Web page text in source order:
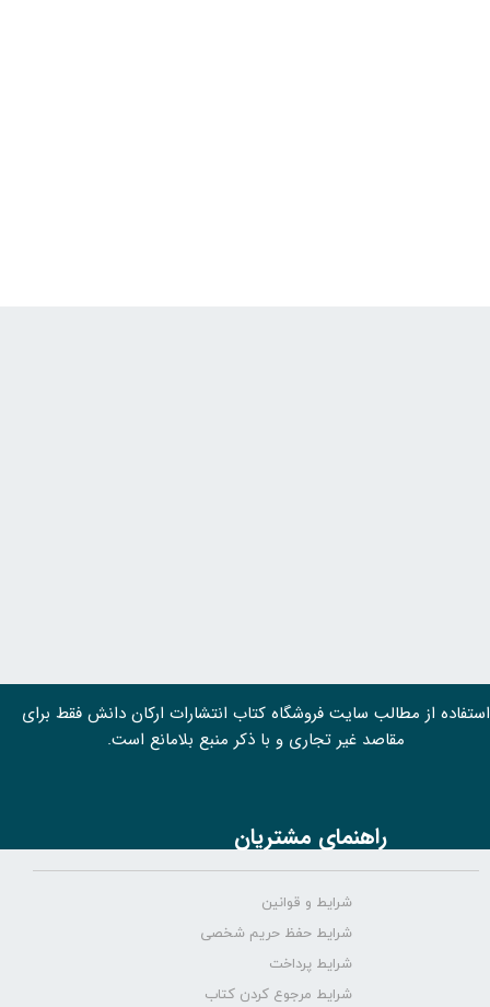
استفاده از مطالب سايت فروشگاه کتاب انتشارات ارکان دانش فقط برای
مقاصد غیر تجاری و با ذکر منبع بلامانع است.
راهنمای مشتریان
شرایط و قوانین
شرایط حفظ حریم شخصی
شرایط پرداخت
شرایط مرجوع کردن کتاب